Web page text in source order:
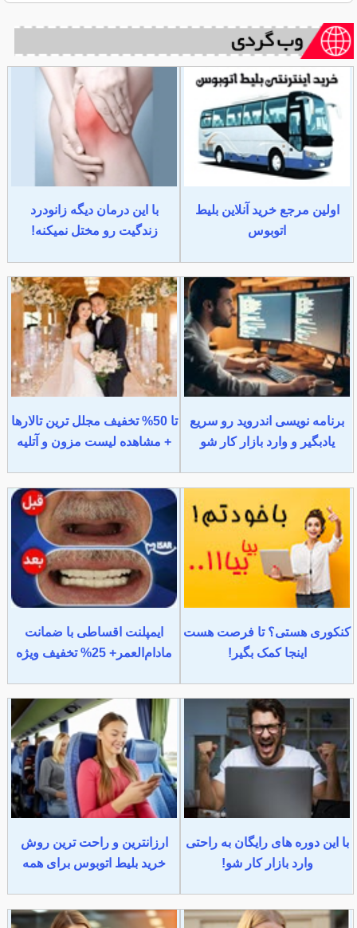
اولین مرجع خرید آنلاین بلیط
اتوبوس
با این درمان دیگه زانودرد
زندگیت رو مختل نمیکنه!
برنامه نویسی اندروید رو سریع
یادبگیر و وارد بازار کار شو
تا 50% تخفیف مجلل ترین تالارها
+ مشاهده لیست مزون و آتلیه
کنکوری هستی؟ تا فرصت هست
اینجا کمک بگیر!
ایمپلنت اقساطی با ضمانت
مادام‌العمر+ 25% تخفیف ویژه
با این دوره های رایگان به راحتی
وارد بازار کار شو!
ارزانترین و راحت ترین روش
خرید بلیط اتوبوس برای همه